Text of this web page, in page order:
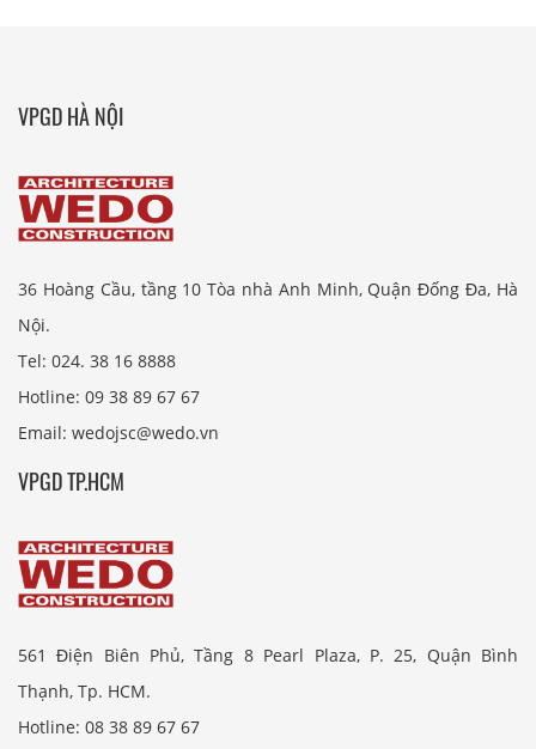
VPGD HÀ NỘI
36 Hoàng Cầu, tầng 10 Tòa nhà Anh Minh, Quận Đống Đa, Hà
Nội.
Tel: 024. 38 16 8888
Hotline: 09 38 89 67 67
Email: wedojsc@wedo.vn
VPGD TP.HCM
561 Điện Biên Phủ, Tầng 8 Pearl Plaza, P. 25, Quận Bình
Thạnh, Tp. HCM.
Hotline: 08 38 89 67 67